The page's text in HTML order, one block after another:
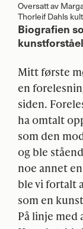
Oversatt av
Thorleif Dahls
Biografien
Mitt første
en
siden.
ha omtalt
som den
og ble
noe annet
ble vi fortalt
som en
På linje